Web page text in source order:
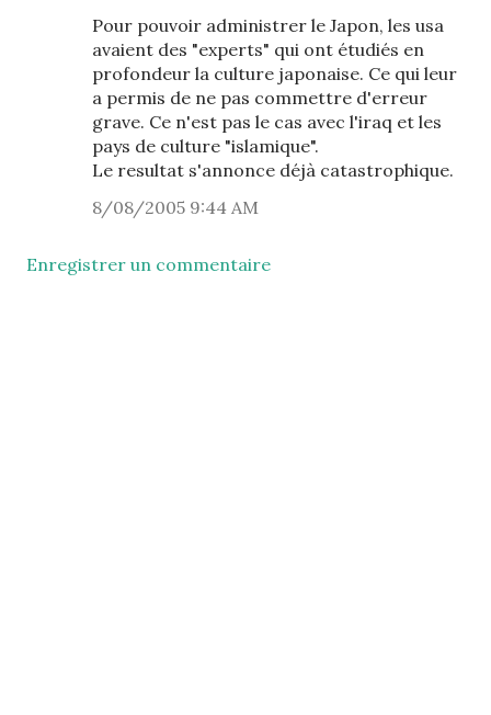
Pour pouvoir administrer le Japon, les usa
avaient des "experts" qui ont étudiés en
profondeur la culture japonaise. Ce qui leur
a permis de ne pas commettre d'erreur
grave. Ce n'est pas le cas avec l'iraq et les
pays de culture "islamique".
Le resultat s'annonce déjà catastrophique.
8/08/2005 9:44 AM
Enregistrer un commentaire